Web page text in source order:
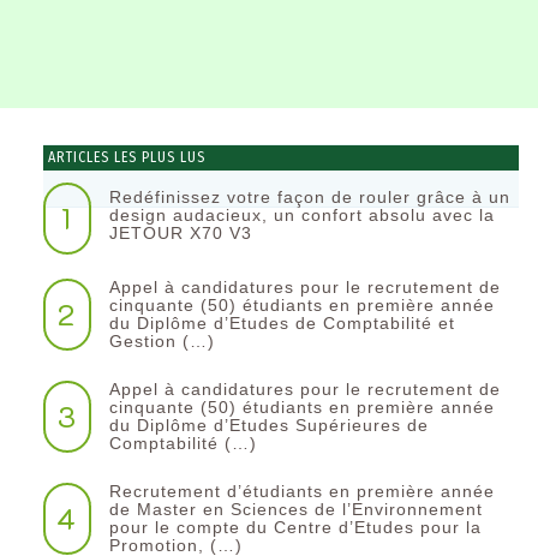
ARTICLES LES PLUS LUS
1
Redéfinissez votre façon de rouler grâce à un
design audacieux, un confort absolu avec la
JETOUR X70 V3
2
Appel à candidatures pour le recrutement de
cinquante (50) étudiants en première année
du Diplôme d’Etudes de Comptabilité et
Gestion (…)
3
Appel à candidatures pour le recrutement de
cinquante (50) étudiants en première année
du Diplôme d’Etudes Supérieures de
Comptabilité (…)
4
Recrutement d’étudiants en première année
de Master en Sciences de l’Environnement
pour le compte du Centre d’Etudes pour la
Promotion, (…)